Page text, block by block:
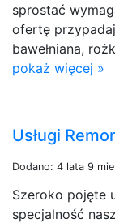
sprostać
ofertę
bawełniana,
pokaż więcej »
Usługi
Dodano: 4 lata 9
Szeroko pojęte
specjalność